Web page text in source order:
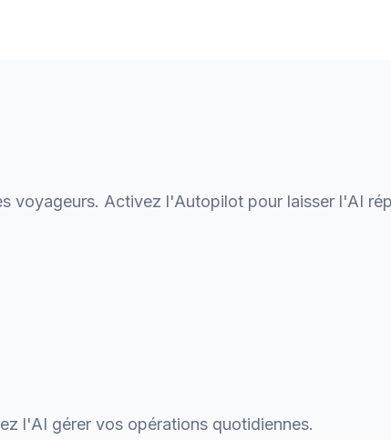
voyageurs. Activez l'Autopilot pour laisser l'AI
l'AI gérer vos opérations quotidiennes.